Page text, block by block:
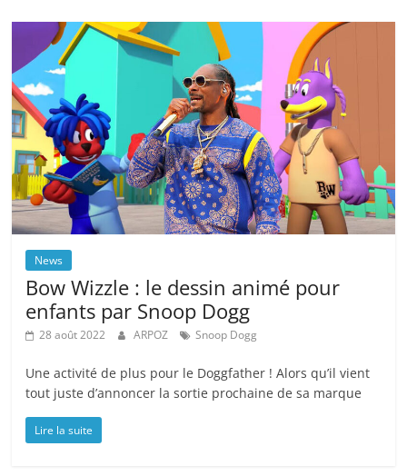
News
Bow Wizzle : le dessin animé pour
enfants par Snoop Dogg
28 août 2022 ARPOZ Snoop Dogg
Une activité de plus pour le Doggfather ! Alors qu’il vient
tout juste d’annoncer la sortie prochaine de sa marque
Lire la suite